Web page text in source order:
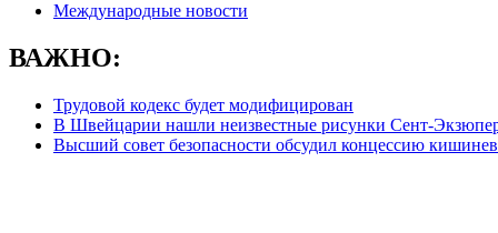
Международные новости
ВАЖНО:
Трудовой кодекс будет модифицирован
В Швейцарии нашли неизвестные рисунки Сент-
Высший совет безопасности обсудил концессию